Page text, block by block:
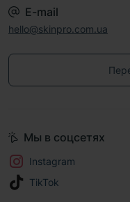
E-mail
hello@skinpro.com.ua
Мы в соцсетях
Instagram
TikTok